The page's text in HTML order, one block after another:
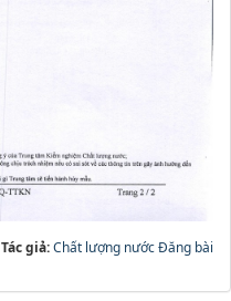
Tác giả:Chất lượng nước Đăng bài